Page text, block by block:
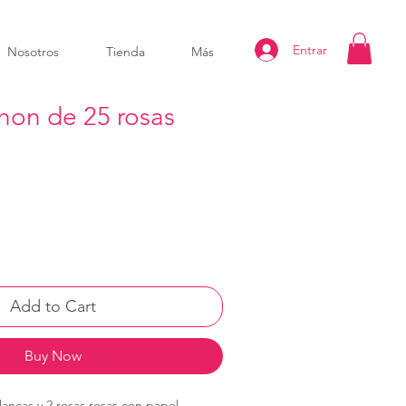
Nosotros Tienda Más Entrar
de 25 rosas
Add to Cart
Buy Now